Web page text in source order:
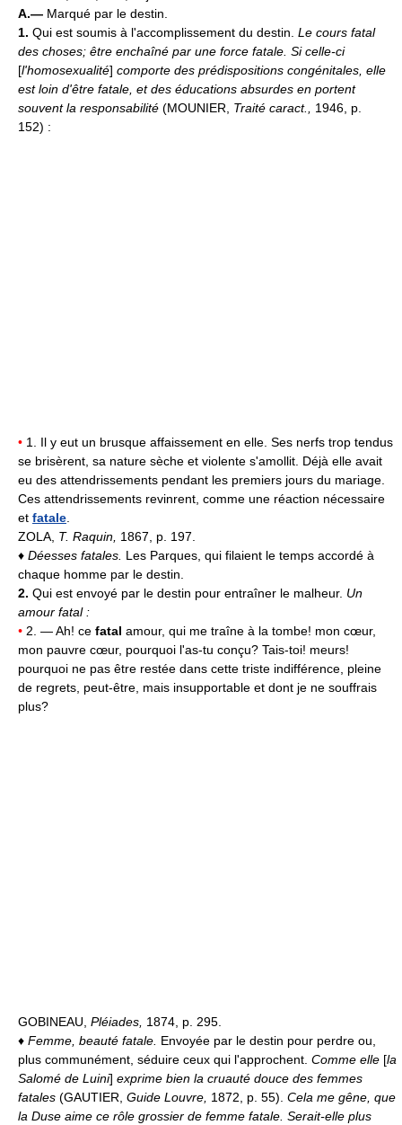
A.— Marqué par le destin.
1. Qui est soumis à l'accomplissement du destin. Le cours fatal
des choses; être enchaîné par une force fatale. Si celle-ci
[l'homosexualité] comporte des prédispositions congénitales, elle
est loin d'être fatale, et des éducations absurdes en portent
souvent la responsabilité (MOUNIER, Traité caract., 1946, p.
152) :
• 1. Il y eut un brusque affaissement en elle. Ses nerfs trop tendus
se brisèrent, sa nature sèche et violente s'amollit. Déjà elle avait
eu des attendrissements pendant les premiers jours du mariage.
Ces attendrissements revinrent, comme une réaction nécessaire
et fatale.
ZOLA, T. Raquin, 1867, p. 197.
♦ Déesses fatales. Les Parques, qui filaient le temps accordé à
chaque homme par le destin.
2. Qui est envoyé par le destin pour entraîner le malheur. Un
amour fatal :
• 2. — Ah! ce fatal amour, qui me traîne à la tombe! mon cœur,
mon pauvre cœur, pourquoi l'as-tu conçu? Tais-toi! meurs!
pourquoi ne pas être restée dans cette triste indifférence, pleine
de regrets, peut-être, mais insupportable et dont je ne souffrais
plus?
GOBINEAU, Pléiades, 1874, p. 295.
♦ Femme, beauté fatale. Envoyée par le destin pour perdre ou,
plus communément, séduire ceux qui l'approchent. Comme elle [la
Salomé de Luini] exprime bien la cruauté douce des femmes
fatales (GAUTIER, Guide Louvre, 1872, p. 55). Cela me gêne, que
la Duse aime ce rôle grossier de femme fatale. Serait-elle plus